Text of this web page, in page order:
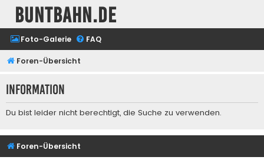
buntbahn.de
Foto-Galerie FAQ
Foren-Übersicht
Information
Du bist leider nicht berechtigt, die Suche zu verwenden.
Foren-Übersicht